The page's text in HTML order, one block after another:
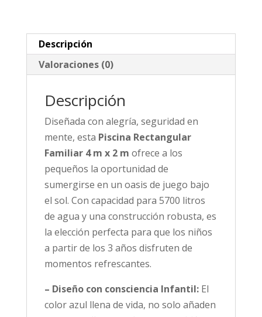
cantidad
Descripción
Valoraciones (0)
Descripción
Diseñada con alegría, seguridad en
mente, esta Piscina Rectangular
Familiar 4 m x 2 m ofrece a los
pequeños la oportunidad de
sumergirse en un oasis de juego bajo
el sol. Con capacidad para 5700 litros
de agua y una construcción robusta, es
la elección perfecta para que los niños
a partir de los 3 años disfruten de
momentos refrescantes.
– Diseño con consciencia Infantil: El
color azul llena de vida, no solo añaden